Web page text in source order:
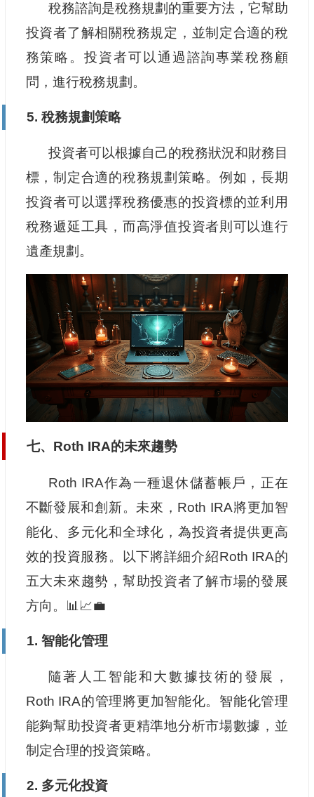
稅務諮詢是稅務規劃的重要方法，它幫助
投資者了解相關稅務規定，並制定合適的稅
務策略。投資者可以通過諮詢專業稅務顧
問，進行稅務規劃。
5. 稅務規劃策略
投資者可以根據自己的稅務狀況和財務目
標，制定合適的稅務規劃策略。例如，長期
投資者可以選擇稅務優惠的投資標的並利用
稅務遞延工具，而高淨值投資者則可以進行
遺產規劃。
七、Roth IRA的未來趨勢
Roth IRA作為一種退休儲蓄帳戶，正在
不斷發展和創新。未來，Roth IRA將更加智
能化、多元化和全球化，為投資者提供更高
效的投資服務。以下將詳細介紹Roth IRA的
五大未來趨勢，幫助投資者了解市場的發展
方向。📊📈💼
1. 智能化管理
隨著人工智能和大數據技術的發展，
Roth IRA的管理將更加智能化。智能化管理
能夠幫助投資者更精準地分析市場數據，並
制定合理的投資策略。
2. 多元化投資